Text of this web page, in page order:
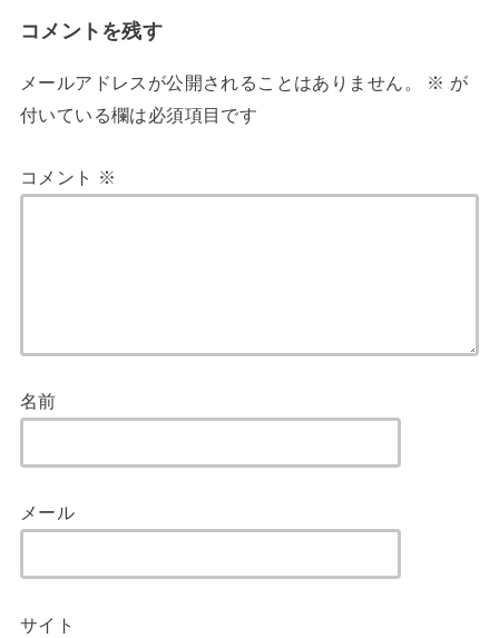
コメントを残す
メールアドレスが公開されることはありません。 ※ が
付いている欄は必須項目です
コメント ※
名前
メール
サイト